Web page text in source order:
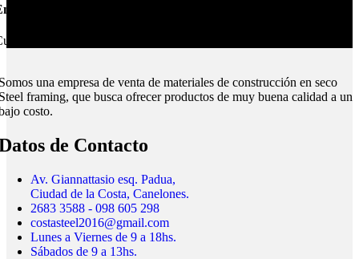
Montevideo e Interior.
todo el país.
una empresa de venta de materiales de construcción en seco
framing, que busca ofrecer productos de muy buena calidad a un
costo.
de Contacto
Av. Giannattasio esq. Padua,
Ciudad de la Costa, Canelones.
2683 3588 - 098 605 298
costasteel2016@gmail.com
Lunes a Viernes de 9 a 18hs.
Sábados de 9 a 13hs.